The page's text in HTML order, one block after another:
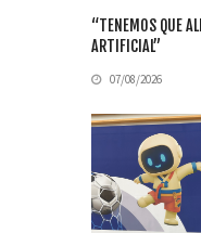
“TENEMOS QUE
ARTIFICIAL”
07/08/2026